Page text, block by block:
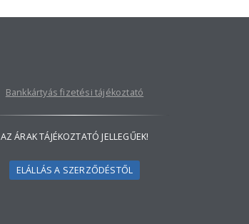
Bankkártyás fizetési tájékoztató
AZ ÁRAK TÁJÉKOZTATÓ JELLEGŰEK!
ELÁLLÁS A SZERZŐDÉSTŐL